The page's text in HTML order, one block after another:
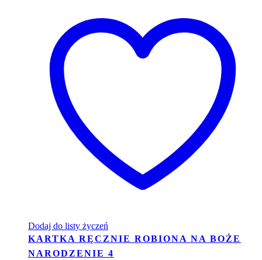
Dodaj do listy życzeń
KARTKA RĘCZNIE ROBIONA NA BOŻE
NARODZENIE 4